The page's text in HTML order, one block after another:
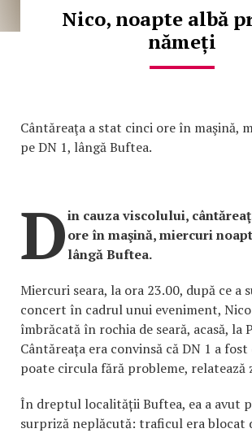
Nico, noapte albă
nămeți
Cântăreaţa a stat cinci ore în maşină,
pe DN 1, lângă Buftea.
Din cauza viscolului,
ore în maşină, miercuri
lângă Buftea.
Miercuri seara, la ora 23.00, după ce a
concert în cadrul unui eveniment,
îmbrăcată în rochia de seară, acasă, la
Cântăreața era convinsă că DN 1 a
poate circula fără probleme, relatează
În dreptul localității Buftea, ea a avut
surpriză neplăcută: traficul era blocat